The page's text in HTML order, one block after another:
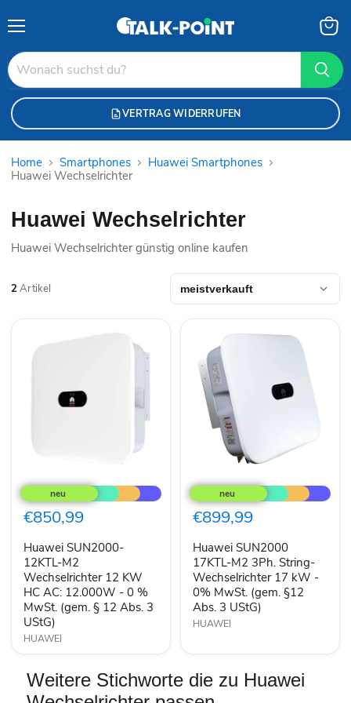
VERTRAG WIDERRUFEN
Home Smartphones
Huawei Smartphones
Huawei Wechselrichter
Huawei Wechselrichter
Huawei Wechselrichter günstig online kaufen
2Artikel
SUN2000-
12KTL-
M2
Wechselrichter
KW
HC
AC:
12.000W
0
%
MwSt.
12
Abs.
€850,99
Huawei SUN2000-
12KTL-M2
Wechselrichter 12 KW
HC AC: 12.000W - 0 %
MwSt. (gem. § 12 Abs. 3
UStG)
HUAWEI
SUN2000
17KTL-
M2
3Ph.
Wechselrichter
17
kW
-
0%
MwSt.
(gem.
UStG)
€899,99
Huawei SUN2000
17KTL-M2 3Ph. String-
Wechselrichter 17 kW -
0% MwSt. (gem. §12
Abs. 3 UStG)
HUAWEI
Weitere Stichworte die zu Huawei